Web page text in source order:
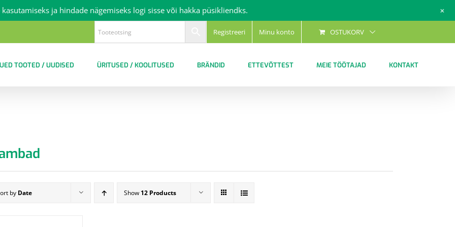
Registreeri Minu konto OSTUKORV
TOOTED / UUDISED ÜRITUSED / KOOLITUSED BRÄNDID ETTEVÕTTEST MEIE TÖÖTAJAD KONTAKT
by Date Show 12 Products
kasutamiseks ja hindade nägemiseks logi sisse või hakka püsikliendks. +